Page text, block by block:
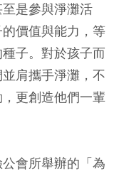
是參與淨灘活
價值與能力，等
子。對於孩子而
肩攜手淨灘，不
更創造他們一輩
會所舉辦的「為